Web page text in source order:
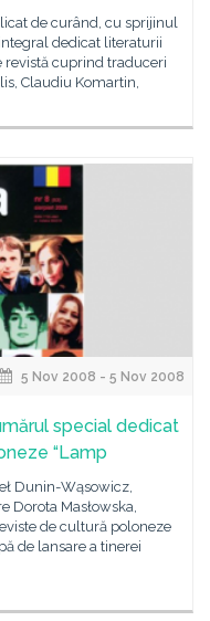
de curând, cu sprijinul
dedicat literaturii
revistă cuprind traduceri
Claudiu Komartin,
5 Nov 2008 - 5 Nov 2008
special dedicat
“Lamp
Dunin-Wąsowicz,
Dorota Masłowska,
de cultură poloneze
de lansare a tinerei